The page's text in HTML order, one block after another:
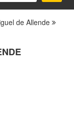
de Allende